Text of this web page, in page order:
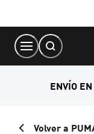
Content
ENVÍO
Volver a